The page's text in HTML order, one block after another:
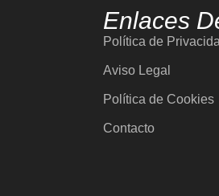
Enlaces
Política de
Aviso Legal
Política de Cookies
Contacto